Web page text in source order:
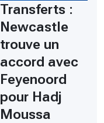
Transferts :
Newcastle
trouve un
accord avec
Feyenoord
pour Hadj
Moussa